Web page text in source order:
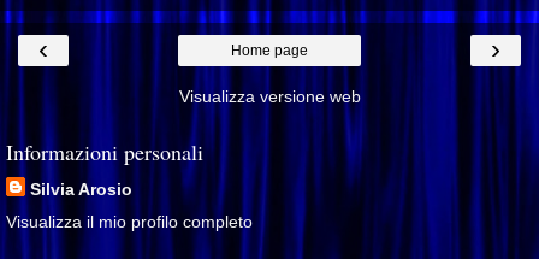
‹ ›
Home page
Visualizza versione web
Informazioni personali
Silvia Arosio
Visualizza il mio profilo completo